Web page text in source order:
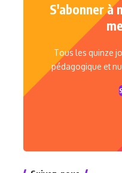
S'abonner à
Tous les quinze
pédagogique et